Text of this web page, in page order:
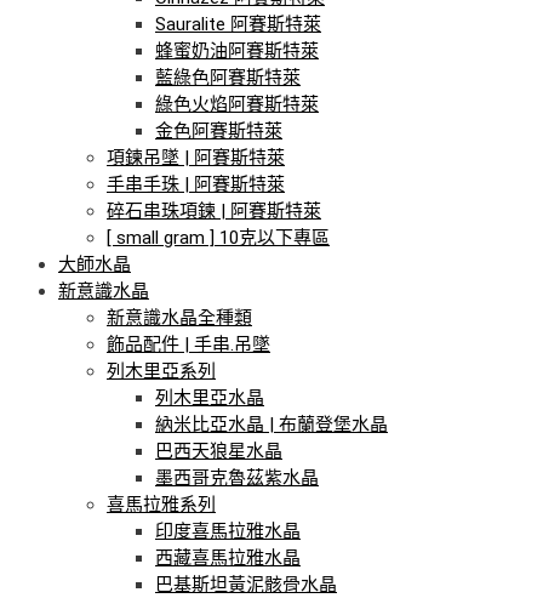
Sauralite 阿賽斯特萊
蜂蜜奶油阿賽斯特萊
藍綠色阿賽斯特萊
綠色火焰阿賽斯特萊
金色阿賽斯特萊
項鍊吊墜 | 阿賽斯特萊
手串手珠 | 阿賽斯特萊
碎石串珠項鍊 | 阿賽斯特萊
[ small gram ] 10克以下專區
大師水晶
新意識水晶
新意識水晶全種類
飾品配件 | 手串.吊墜
列木里亞系列
列木里亞水晶
納米比亞水晶 | 布蘭登堡水晶
巴西天狼星水晶
墨西哥克魯茲紫水晶
喜馬拉雅系列
印度喜馬拉雅水晶
西藏喜馬拉雅水晶
巴基斯坦黃泥骸骨水晶